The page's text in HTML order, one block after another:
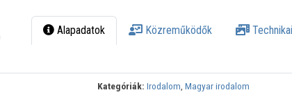
Alapadatok Közreműködők
Kategóriák: Irodalom,Magyar irodalom